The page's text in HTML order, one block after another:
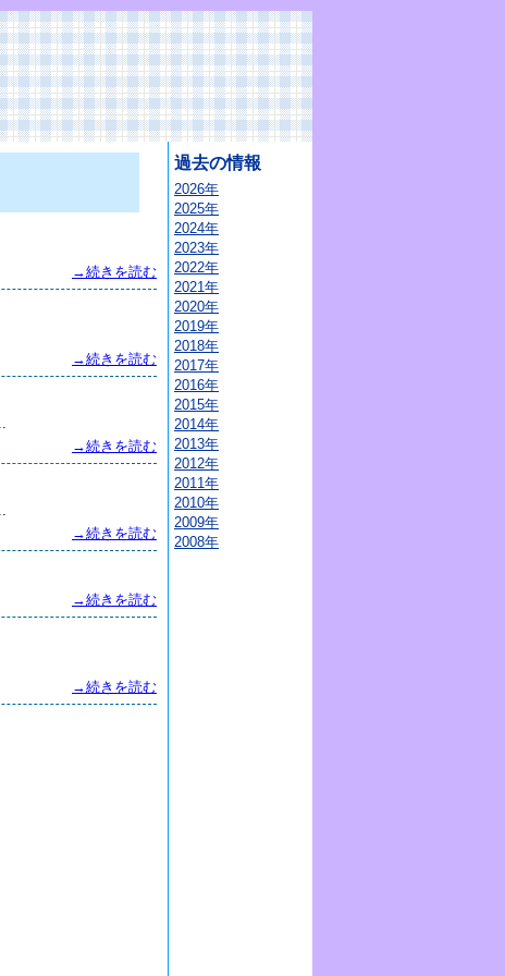
→続きを読む
→続きを読む
→続きを読む
→続きを読む
→続きを読む
→続きを読む
過去の情報
2026年
2025年
2024年
2023年
2022年
2021年
2020年
2019年
2018年
2017年
2016年
2015年
2014年
2013年
2012年
2011年
2010年
2009年
2008年